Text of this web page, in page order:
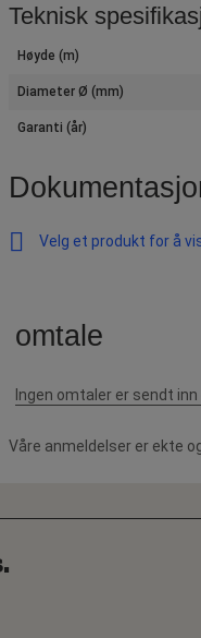
Teknisk
Høyde (m)
Diameter Ø (mm)
Garanti (år)
Velg et produkt for å
Våre anmeldelser er ekte